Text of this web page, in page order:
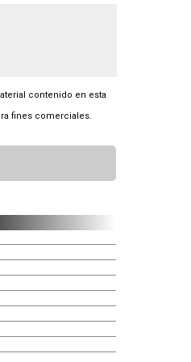
contenido en esta
fines comerciales.